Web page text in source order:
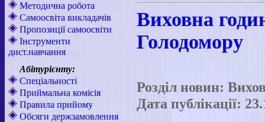
Методична робота
Самоосвіта викладачів
Пропозиції самоосвіти
Інструменти
дист.навчання
Абітурієнту:
Спеціальності
Приймальна комісія
Правила прийому
Обсяги держзамовлення
Виховна
Голодомору
Розділ новин:
Дата публікації: